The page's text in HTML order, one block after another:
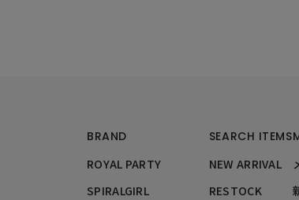
BRAND
ROYAL PARTY
SPIRALGIRL
SEARCH ITEMS
NEW ARRIVAL
RESTOCK